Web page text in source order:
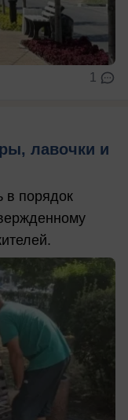
1
лавочки и
в порядок